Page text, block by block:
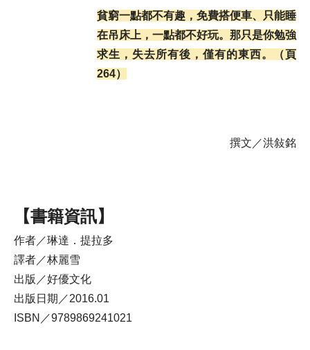
貧窮一點都不有趣，免費搭便車、只能睡
在吊床上，一點都不好玩。那只是你勉強
求生，失去所有後，僅有的東西。（頁
264）
撰文／洪敍銘
【書籍資訊】
作者／琳達．提拉多
譯者／林麗雪
出版／好優文化
出版日期／2016.01
ISBN／9789869241021